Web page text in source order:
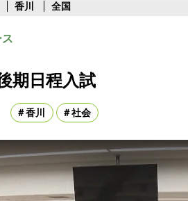
香川 全国
期日程入試
香川 社会